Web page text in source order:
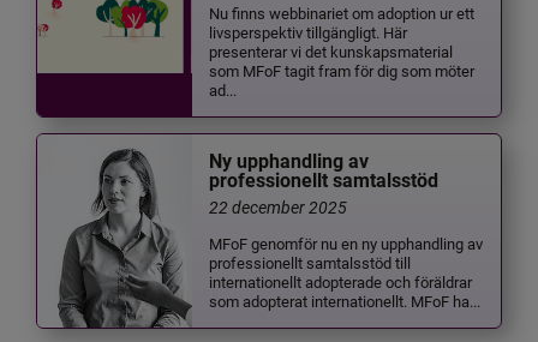
Nu finns webbinariet om adoption ur ett
livsperspektiv tillgängligt. Här
presenterar vi det kunskapsmaterial
som MFoF tagit fram för dig som möter
ad...
Ny upphandling av
professionellt samtalsstöd
22 december 2025
MFoF genomför nu en ny upphandling av
professionellt samtalsstöd till
internationellt adopterade och föräldrar
som adopterat internationellt. MFoF ha...